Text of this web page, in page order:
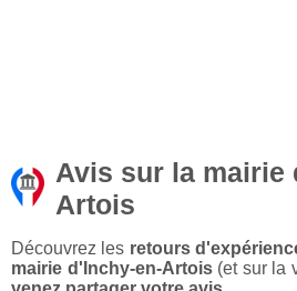
Avis sur la mairie
Artois
Découvrez les retours
mairie d'Inchy-en-Artois(et sur la